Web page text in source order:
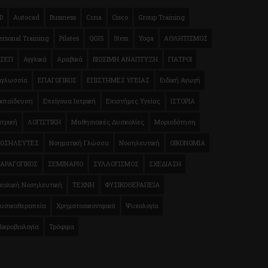
Autocad Business Ccna Cisco Group Training
Training Pilates QGIS Stem Yoga ΑΘΛΗΤΙΣΜΟΣ
Αγγλικά Αραβικά ΒΙΩΣΙΜΗ ΑΝΑΠΤΥΞΗ ΓΙΑΤΡΟΙ
ΕΠΑΓΩΓΙΚΟΣ ΕΠΙΣΤΗΜΕΣ ΥΓΕΙΑΣ Ειδική Αγωγή
Επείγουα Ιατρική Επιστήμες Υγείας ΙΣΤΟΡΙΑ
ΛΟΓΙΣΤΙΚΗ Μαθησιακές Δυσκολίες Μοριοδότηση
Νοηματική Γλώσσα Νοσηλευτική ΟΙΚΟΝΟΜΙΑ
ΣΕΜΙΝΑΡΙΟ ΣΥΛΛΟΓΙΣΜΟΣ ΣΧΕΔΙΑΣΗ
Νοσηλευτική ΤΕΧΝΗ ΦΥΣΙΚΟΘΕΡΑΠΕΙΑ
Χρηματοοικονομικά Ψυχολογία
Τρόφιμα